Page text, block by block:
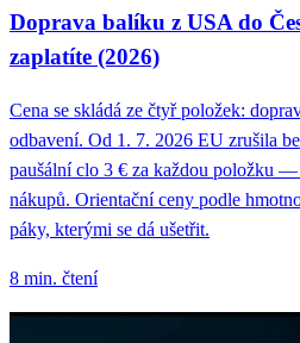
Doprava balíku z USA do
zaplatíte (2026)
Cena se skládá ze čtyř položek:
odbavení. Od 1. 7. 2026 EU zrušila
paušální clo 3 € za každou položku
nákupů. Orientační ceny podle
páky, kterými se dá ušetřit.
8 min. čtení